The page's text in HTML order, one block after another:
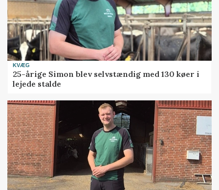
KVÆG
25-årige Simon blev selvstændig med 130 køer i
lejede stalde